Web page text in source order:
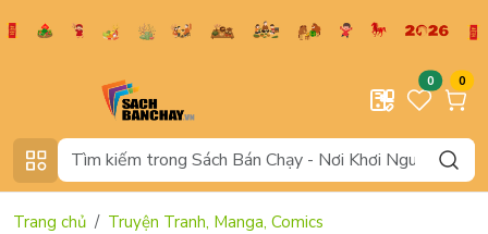
0 0
Trang chủ
Truyện Tranh, Manga, Comics